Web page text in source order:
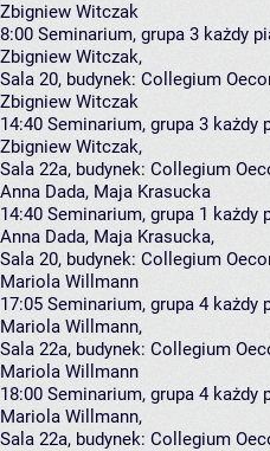
Zbigniew Witczak
8:00 Seminarium, grupa 3 każdy
Zbigniew Witczak,
Sala 20, budynek: Collegium
Zbigniew Witczak
14:40 Seminarium, grupa 3 każdy
Zbigniew Witczak,
Sala 22a, budynek: Collegium
Anna Dada, Maja Krasucka
14:40 Seminarium, grupa 1 każdy
Anna Dada, Maja Krasucka,
Sala 20, budynek: Collegium
Mariola Willmann
17:05 Seminarium, grupa 4 każdy
Mariola Willmann,
Sala 22a, budynek: Collegium
Mariola Willmann
18:00 Seminarium, grupa 4 każdy
Mariola Willmann,
Sala 22a, budynek: Collegium